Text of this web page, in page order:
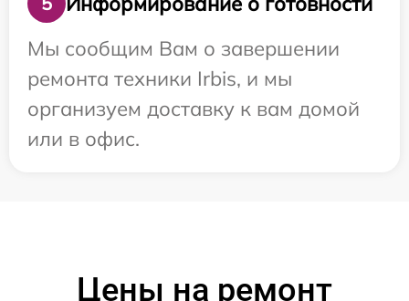
Мы сообщим Вам о завершении
ремонта техники Irbis, и мы
организуем доставку к вам домой
или в офис.
Цены на ремонт